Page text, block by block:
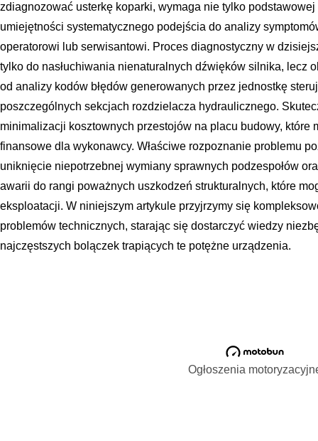
zdiagnozować usterkę koparki, wymaga nie tylko
umiejętności systematycznego podejścia do analizy
operatorowi lub serwisantowi. Proces diagnostyczny w
tylko do nasłuchiwania nienaturalnych dźwięków silnika, lecz
od analizy kodów błędów generowanych przez jednostkę
poszczególnych sekcjach rozdzielacza hydraulicznego.
minimalizacji kosztownych przestojów na placu budowy, które
finansowe dla wykonawcy. Właściwe rozpoznanie problemu
uniknięcie niepotrzebnej wymiany sprawnych podzespołów
awarii do rangi poważnych uszkodzeń strukturalnych, które
eksploatacji. W niniejszym artykule przyjrzymy się
problemów technicznych, starając się dostarczyć wiedzy
najczęstszych bolączek trapiących te potężne urządzenia.
Ogłoszenia